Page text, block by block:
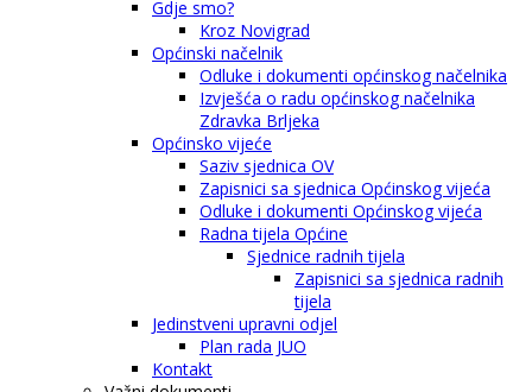
Gdje smo?
Kroz Novigrad
Općinski načelnik
Odluke i dokumenti općinskog načelnika
Izvješća o radu općinskog načelnika
Zdravka Brljeka
Općinsko vijeće
Saziv sjednica OV
Zapisnici sa sjednica Općinskog vijeća
Odluke i dokumenti Općinskog vijeća
Radna tijela Općine
Sjednice radnih tijela
Zapisnici sa sjednica radnih
tijela
Jedinstveni upravni odjel
Plan rada JUO
Kontakt